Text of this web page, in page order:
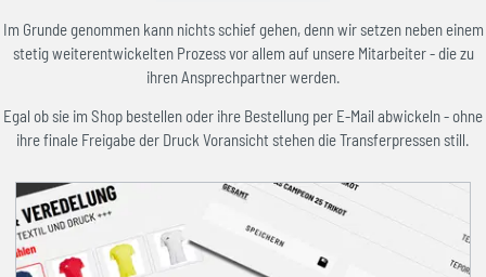
Im Grunde genommen kann nichts schief gehen, denn wir setzen neben einem
stetig weiterentwickelten Prozess vor allem auf unsere Mitarbeiter - die zu
ihren Ansprechpartner werden.
Egal ob sie im Shop bestellen oder ihre Bestellung per E-Mail abwickeln - ohne
ihre finale Freigabe der Druck Voransicht stehen die Transferpressen still.